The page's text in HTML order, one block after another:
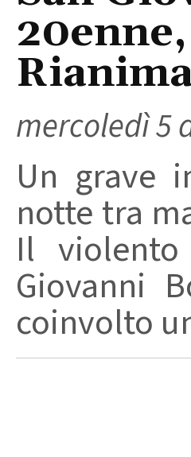
mercoledì 5
Un grave
notte tra
Il
Giovanni
coinvolto